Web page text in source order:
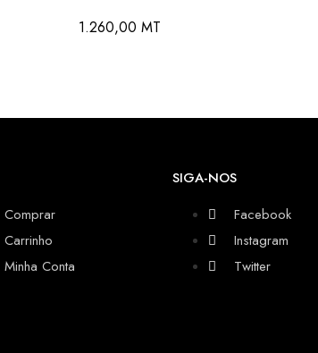
1.260,00 MT
Comprar
Carrinho
Minha Conta
SIGA-NOS
Facebook
Instagram
Twitter